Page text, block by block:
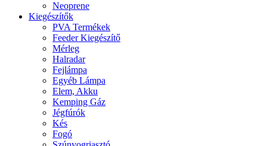
Neoprene
Kiegészítők
PVA Termékek
Feeder Kiegészítő
Mérleg
Halradar
Fejlámpa
Egyéb Lámpa
Elem, Akku
Kemping Gáz
Jégfúrók
Kés
Fogó